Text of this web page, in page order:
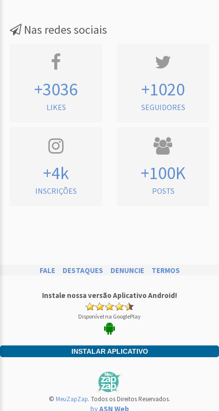
Nas redes sociais
+3036
LIKES
+1020
SEGUIDORES
+4k
INSCRIÇÕES
+100K
POSTS
FALE DESTAQUES DENUNCIE TERMOS
Instale nossa versão Aplicativo Android!
Disponível na GooglePlay
INSTALAR APLICATIVO
© MeuZapZap. Todos os Direitos Reservados.
byASN Web